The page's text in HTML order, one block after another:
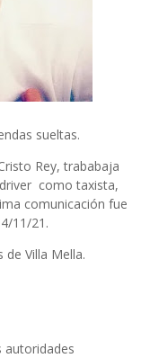
sueltas.
Rey, trababaja
como taxista,
comunicación fue
11/21.
Villa Mella.
autoridades